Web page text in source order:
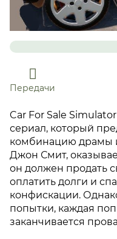
Передачи
Car For Sale
сериал, который
комбинацию драмы
Джон Смит,
он должен продать
оплатить долги и
конфискации.
попытки, каждая
заканчивается